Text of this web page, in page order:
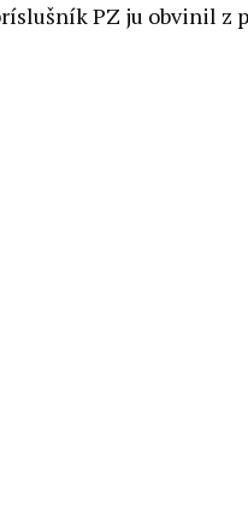
PZ ju obvinil